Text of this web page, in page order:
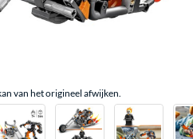
van het origineel afwijken.